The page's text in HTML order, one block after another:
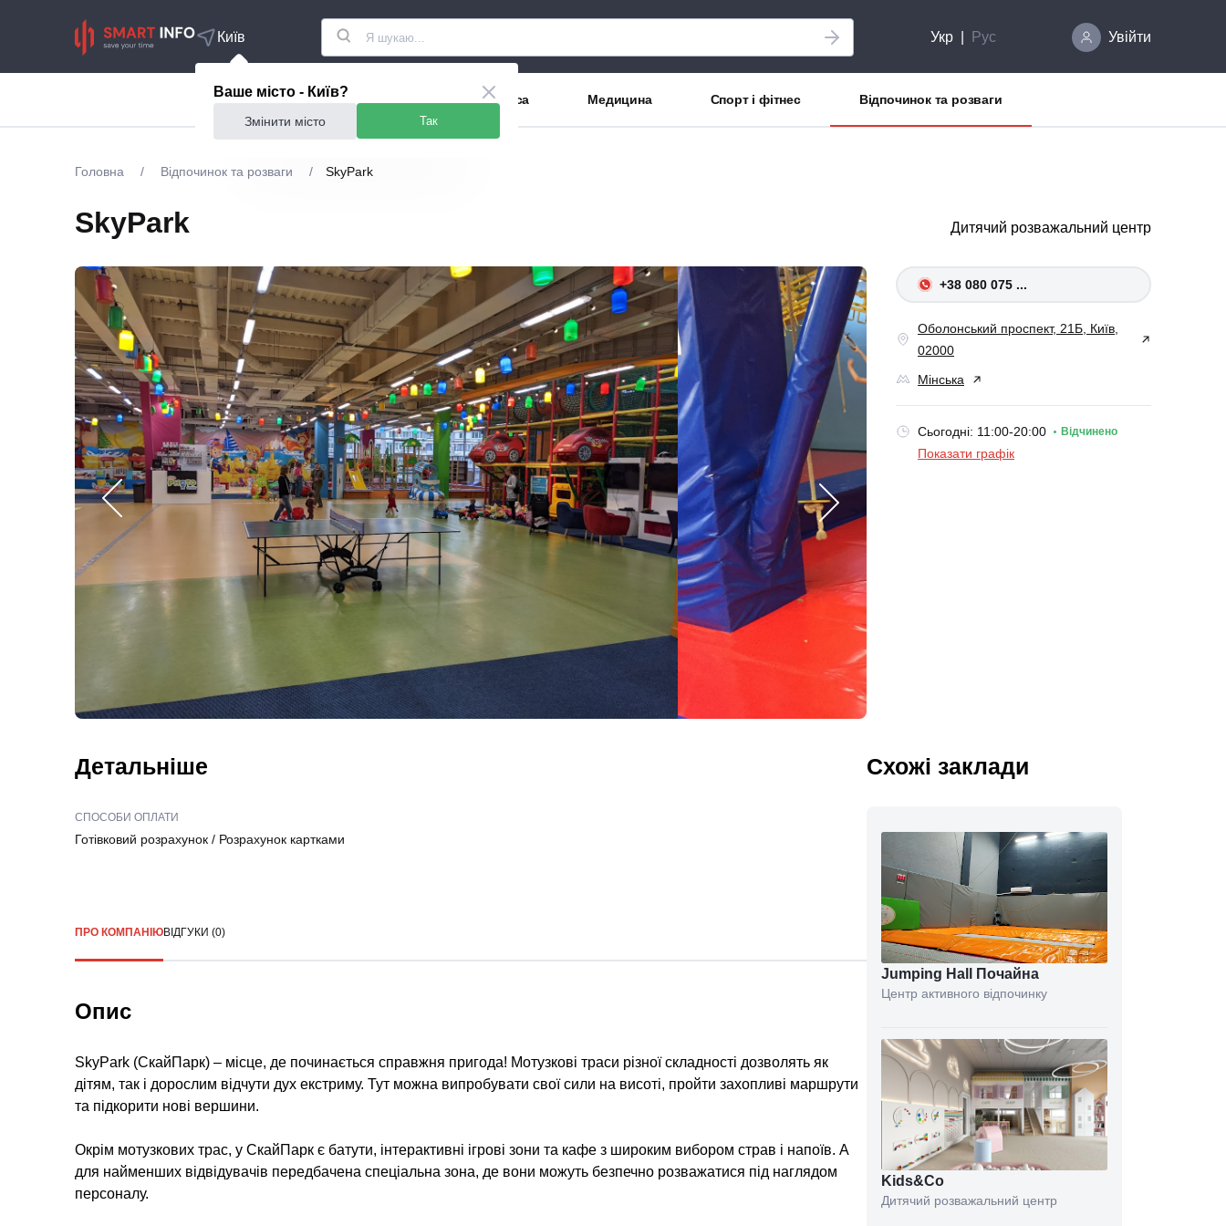
Київ
Ваше місто - Київ?
Змінити місто Так
Укр Рус Увійти
Акції Їжа та ресторани Краса Медицина Спорт і фітнес Відпочинок та розваги
Головна / Відпочинок та розваги / SkyPark
SkyPark Дитячий розважальний центр
+38 080 075 ...
Оболонський проспект, 21Б, Київ,
02000
Мінська
Сьогодні: 11:00-20:00 Відчинено
Показати графік
Детальніше
СПОСОБИ ОПЛАТИ
Готівковий розрахунок / Розрахунок картками
ПРО КОМПАНІЮВІДГУКИ (0)
Опис
SkyPark (СкайПарк) – місце, де починається справжня пригода! Мотузкові траси різної складності дозволять як
дітям, так і дорослим відчути дух екстриму. Тут можна випробувати свої сили на висоті, пройти захопливі маршрути
та підкорити нові вершини.
Окрім мотузкових трас, у СкайПарк є батути, інтерактивні ігрові зони та кафе з широким вибором страв і напоїв. А
для найменших відвідувачів передбачена спеціальна зона, де вони можуть безпечно розважатися під наглядом
персоналу.
Схожі заклади
Jumping Hall Почайна
Центр активного відпочинку
Kids&Co
Дитячий розважальний центр